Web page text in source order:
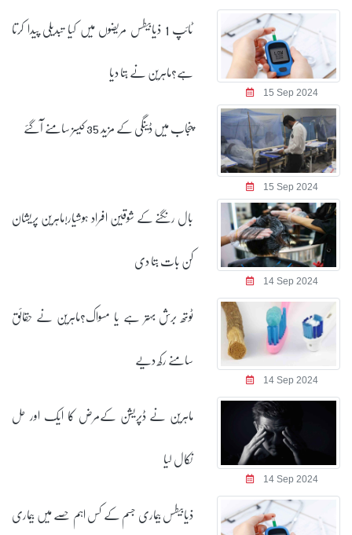
15 Sep 2024
ٹائپ 1 ذیابیطس مریضوں میں کیا تبدیلی پیدا کرتا
ہے؟ماہرین نے بتا دیا
15 Sep 2024
پنجاب میں ڈینگی کے مزید 35 کیسز سامنے آگئے
14 Sep 2024
بال رنگنے کے شوقین افراد ہوشیار!ماہرین پریشان
کن بات بتا دی
14 Sep 2024
ٹوتھ برش بہتر ہے یا مسواک؟ماہرین نے حقائق
سامنے رکھ دیے
14 Sep 2024
ماہرین نے ڈپریشن کےمرض کا ایک اور حل
نکال لیا
ذیابیطس بیماری جسم کے کس اہم حصے میں بیماری